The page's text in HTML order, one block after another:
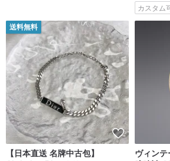
カスタム
送料無料
【日本直送 名牌中古包】
ヴィン